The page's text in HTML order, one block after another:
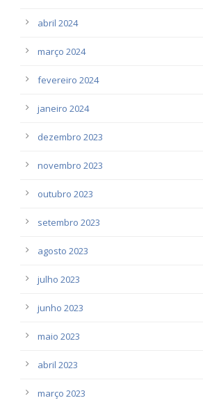
abril 2024
março 2024
fevereiro 2024
janeiro 2024
dezembro 2023
novembro 2023
outubro 2023
setembro 2023
agosto 2023
julho 2023
junho 2023
maio 2023
abril 2023
março 2023